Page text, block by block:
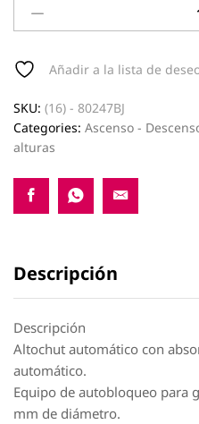
con
absorbedor
Añadir a la lista de
SKU: (16) - 80247BJ
Categories: Ascenso -
alturas
Descripción
Descripción
Altochut automático con
automático.
Equipo de autobloqueo para
mm de diámetro.